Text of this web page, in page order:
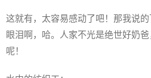
这就有，太容易感动了吧！那我说
眼泪啊，哈。人家不光是绝世好奶
呢！